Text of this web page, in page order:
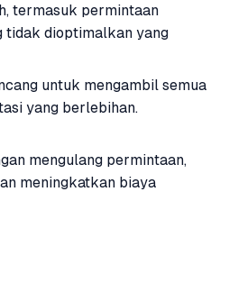
termasuk permintaan
tidak dioptimalkan yang
untuk mengambil semua
yang berlebihan.
mengulang permintaan,
meningkatkan biaya